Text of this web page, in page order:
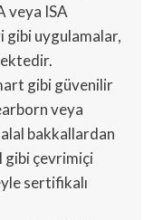
veya ISA
gibi uygulamalar,
gibi güvenilir
veya
bakkallardan
gibi çevrimiçi
sertifikalı